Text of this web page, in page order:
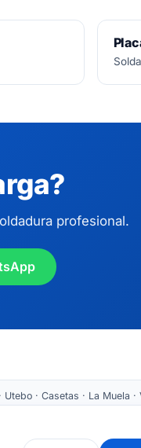
profesional.
· Casetas · La Muela